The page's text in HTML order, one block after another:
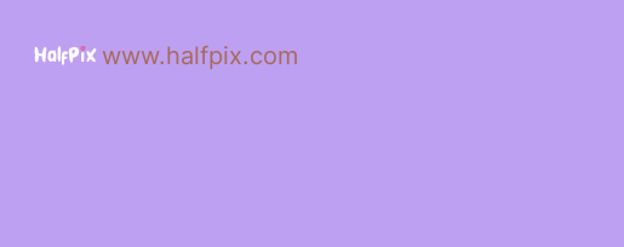
www.halfpix.com